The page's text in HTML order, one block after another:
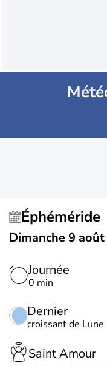
Éphéméride
Dimanche 9 août
Journée
0 min
Dernier
croissant de Lune
Saint Amour